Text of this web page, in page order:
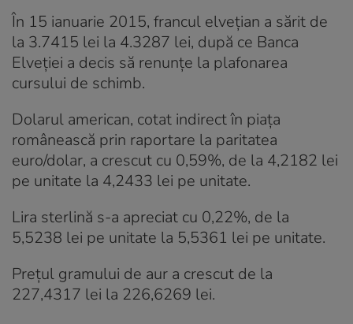
În 15 ianuarie 2015, francul elveţian a sărit de
la 3.7415 lei la 4.3287 lei, după ce Banca
Elveţiei a decis să renunţe la plafonarea
cursului de schimb.
Dolarul american, cotat indirect în piaţa
românească prin raportare la paritatea
euro/dolar, a crescut cu 0,59%, de la 4,2182 lei
pe unitate la 4,2433 lei pe unitate.
Lira sterlină s-a apreciat cu 0,22%, de la
5,5238 lei pe unitate la 5,5361 lei pe unitate.
Preţul gramului de aur a crescut de la
227,4317 lei la 226,6269 lei.